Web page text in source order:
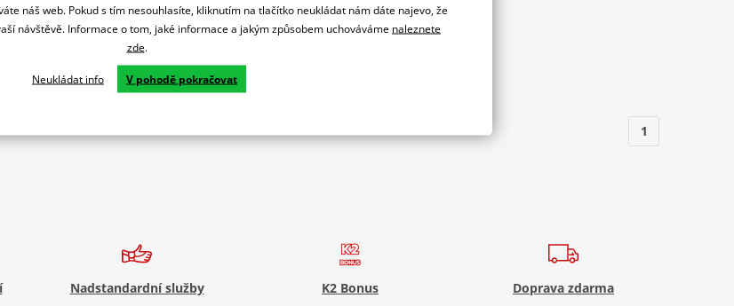
1
Nadstandardní služby K2 Bonus Doprava zdarma
náš web. Pokud s tím nesouhlasíte, kliknutím na tlačítko neukládat nám dáte najevo, že
návštěvě. Informace o tom, jaké informace a jakým způsobem uchováváme naleznete
zde.
Neukládat info V pohodě pokračovat